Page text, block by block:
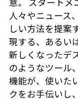
意。 スタートメ
人々やニュース
しい方法を提案
現する、あるい
新しくなったデ
のようなツール
機能が、使いた
クをお手伝いし